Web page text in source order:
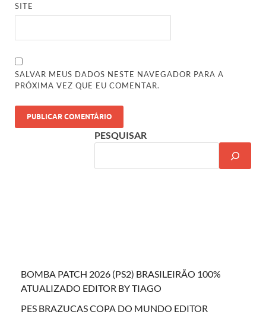
SITE
SALVAR MEUS DADOS NESTE NAVEGADOR PARA A
PRÓXIMA VEZ QUE EU COMENTAR.
PESQUISAR
BOMBA PATCH 2026 (PS2) BRASILEIRÃO 100%
ATUALIZADO EDITOR BY TIAGO
PES BRAZUCAS COPA DO MUNDO EDITOR